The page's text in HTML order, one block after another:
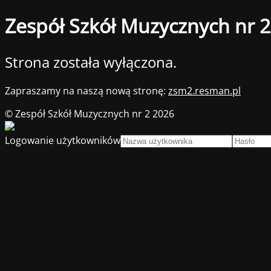
Zespół Szkół Muzycznych nr 2
Strona została wyłączona.
Zapraszamy na naszą nową stronę: zsm2.resman.pl
© Zespół Szkół Muzycznych nr 2 2026
Logowanie użytkowników